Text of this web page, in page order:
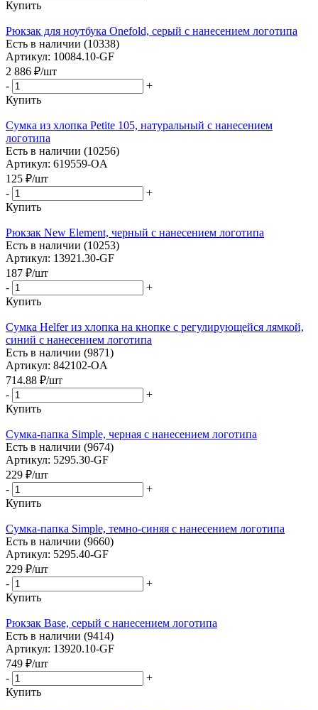
Купить
Рюкзак для ноутбука Onefold, серый с нанесением логотипа
Есть в наличии (10338)
Артикул: 10084.10-GF
2 886 ₽/шт
-
+
Купить
Сумка из хлопка Petite 105, натуральный с нанесением
логотипа
Есть в наличии (10256)
Артикул: 619559-OA
125 ₽/шт
-
+
Купить
Рюкзак New Element, черный с нанесением логотипа
Есть в наличии (10253)
Артикул: 13921.30-GF
187 ₽/шт
-
+
Купить
Сумка Helfer из хлопка на кнопке с регулирующейся лямкой,
синий с нанесением логотипа
Есть в наличии (9871)
Артикул: 842102-OA
714.88 ₽/шт
-
+
Купить
Сумка-папка Simple, черная с нанесением логотипа
Есть в наличии (9674)
Артикул: 5295.30-GF
229 ₽/шт
-
+
Купить
Сумка-папка Simple, темно-синяя с нанесением логотипа
Есть в наличии (9660)
Артикул: 5295.40-GF
229 ₽/шт
-
+
Купить
Рюкзак Base, серый с нанесением логотипа
Есть в наличии (9414)
Артикул: 13920.10-GF
749 ₽/шт
-
+
Купить